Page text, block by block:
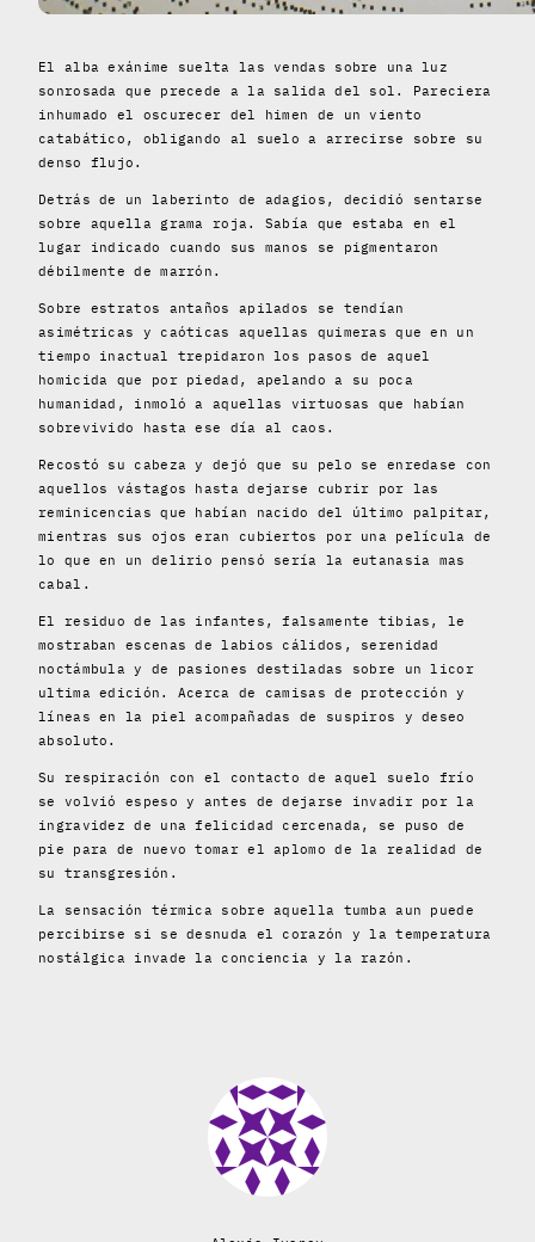
El alba exánime suelta las vendas sobre una luz
sonrosada que precede a la salida del sol. Pareciera
inhumado el oscurecer del himen de un viento
catabático, obligando al suelo a arrecirse sobre su
denso flujo.
Detrás de un laberinto de adagios, decidió sentarse
sobre aquella grama roja. Sabía que estaba en el
lugar indicado cuando sus manos se pigmentaron
débilmente de marrón.
Sobre estratos antaños apilados se tendían
asimétricas y caóticas aquellas quimeras que en un
tiempo inactual trepidaron los pasos de aquel
homicida que por piedad, apelando a su poca
humanidad, inmoló a aquellas virtuosas que habían
sobrevivido hasta ese día al caos.
Recostó su cabeza y dejó que su pelo se enredase con
aquellos vástagos hasta dejarse cubrir por las
reminicencias que habían nacido del último palpitar,
mientras sus ojos eran cubiertos por una película de
lo que en un delirio pensó sería la eutanasia mas
cabal.
El residuo de las infantes, falsamente tibias, le
mostraban escenas de labios cálidos, serenidad
noctámbula y de pasiones destiladas sobre un licor
ultima edición. Acerca de camisas de protección y
líneas en la piel acompañadas de suspiros y deseo
absoluto.
Su respiración con el contacto de aquel suelo frío
se volvió espeso y antes de dejarse invadir por la
ingravidez de una felicidad cercenada, se puso de
pie para de nuevo tomar el aplomo de la realidad de
su transgresión.
La sensación térmica sobre aquella tumba aun puede
percibirse si se desnuda el corazón y la temperatura
nostálgica invade la conciencia y la razón.